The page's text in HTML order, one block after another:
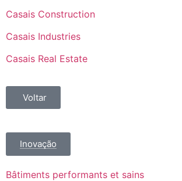
Casais Construction
Casais Industries
Casais Real Estate
Voltar
Inovação
Bâtiments performants et sains